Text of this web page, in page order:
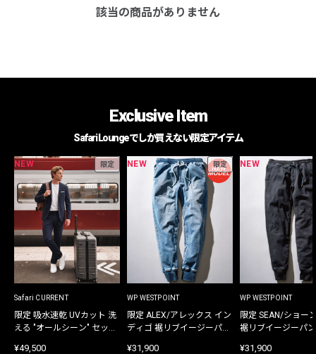
該当の商品がありません
Exclusive Item
Safari Loungeでしか買えない限定アイテム
NEW 限定
Safari CURRENT
限定 吸水速乾 UVカット 洗
える "オールシーン" セット
¥49,500
NEW 限定
WP WESTPOINT
限定 ALEX/アレックス イン
ディゴ 裾リブイージーパン
¥31,900
NEW
WP WESTPOINT
限定 SEAN/ショー
裾リブイージーパ
¥31,900